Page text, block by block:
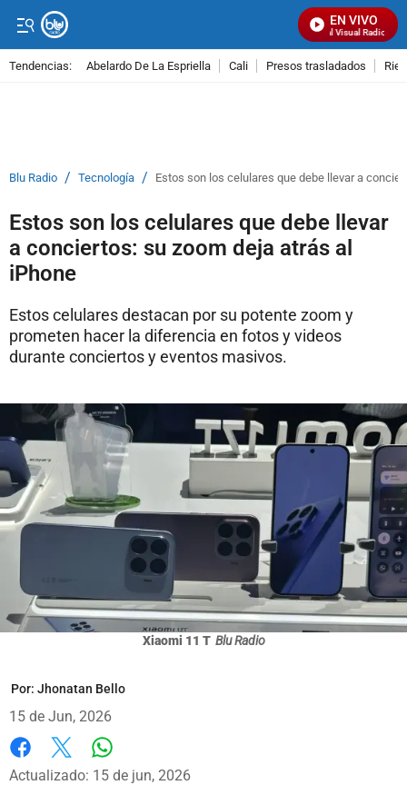
EN VIVO
Señal Visual Radio
Tendencias: Abelardo De La Espriella Cali Presos trasladados
Blu Radio / Tecnología / Estos son los celulares que debe llevar a
Estos son los celulares que debe llevar
a conciertos: su zoom deja atrás al
iPhone
Estos celulares destacan por su potente zoom y
prometen hacer la diferencia en fotos y videos
durante conciertos y eventos masivos.
Xiaomi 11 T Blu Radio
Por: Jhonatan Bello
15 de Jun, 2026
Facebook
X
Actualizado: 15 de jun, 2026